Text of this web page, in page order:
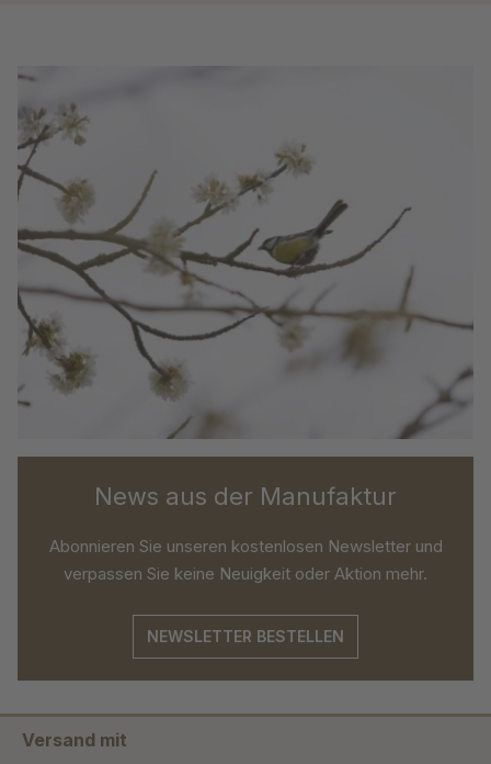
News aus der Manufaktur
Abonnieren Sie unseren kostenlosen Newsletter und
verpassen Sie keine Neuigkeit oder Aktion mehr.
NEWSLETTER BESTELLEN
Versand mit